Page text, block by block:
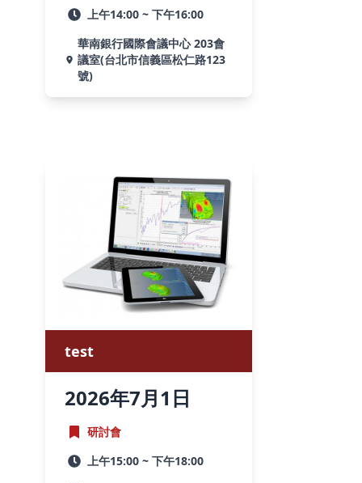
上午14:00 ~ 下午16:00
華南銀行國際會議中心 203會
議室(台北市信義區松仁路123
號)
test
2026年7月1 日
研討會
上午15:00 ~ 下午18:00